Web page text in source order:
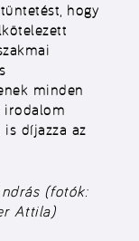
hogy
minden
irodalom
díjazza az
(fotók:
Attila)